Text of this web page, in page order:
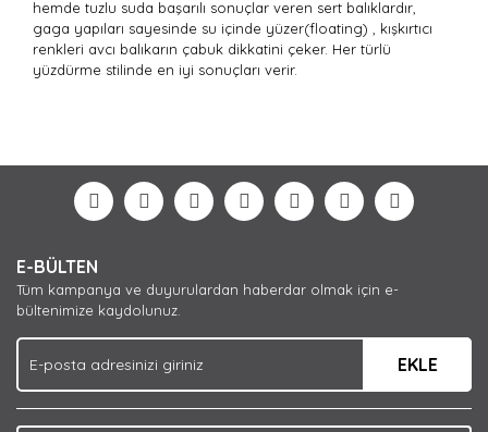
hemde tuzlu suda başarılı sonuçlar veren sert balıklardır,
gaga yapıları sayesinde su içinde yüzer(floating) , kışkırtıcı
renkleri avcı balıkarın çabuk dikkatini çeker. Her türlü
yüzdürme stilinde en iyi sonuçları verir.
Yorum Yaz
formunu kullanarak tarafımıza iletebilirsiniz.
Görüş ve önerileriniz için teşekkür ederiz.
Ürün açıklamasında eksik bilgiler bulunuyor.
Ürün bilgilerinde hatalar bulunuyor.
Ürün fiyatı diğer sitelerden daha pahalı.
Bu ürüne benzer farklı alternatifler olmalı.
E-BÜLTEN
Tüm kampanya ve duyurulardan haberdar olmak için e-
bültenimize kaydolunuz.
EKLE